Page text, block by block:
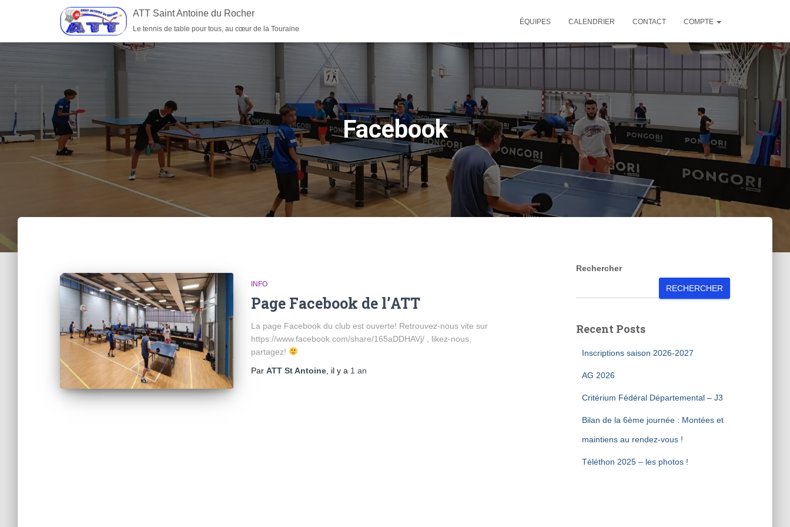
ATT Saint Antoine du Rocher
Le tennis de table pour tous, au cœur de la Touraine
ÉQUIPES CALENDRIER CONTACT COMPTE
Facebook
INFO
Page Facebook de l’ATT
La page Facebook du club est ouverte! Retrouvez-nous vite sur
https://www.facebook.com/share/165aDDHAVj/ , likez-nous,
partagez!
Par ATT St Antoine , il y a 1 an
Rechercher
RECHERCHER
Recent Posts
Inscriptions saison 2026-2027
AG 2026
Critérium Fédéral Départemental – J3
Bilan de la 6ème journée : Montées et
maintiens au rendez-vous !
Téléthon 2025 – les photos !